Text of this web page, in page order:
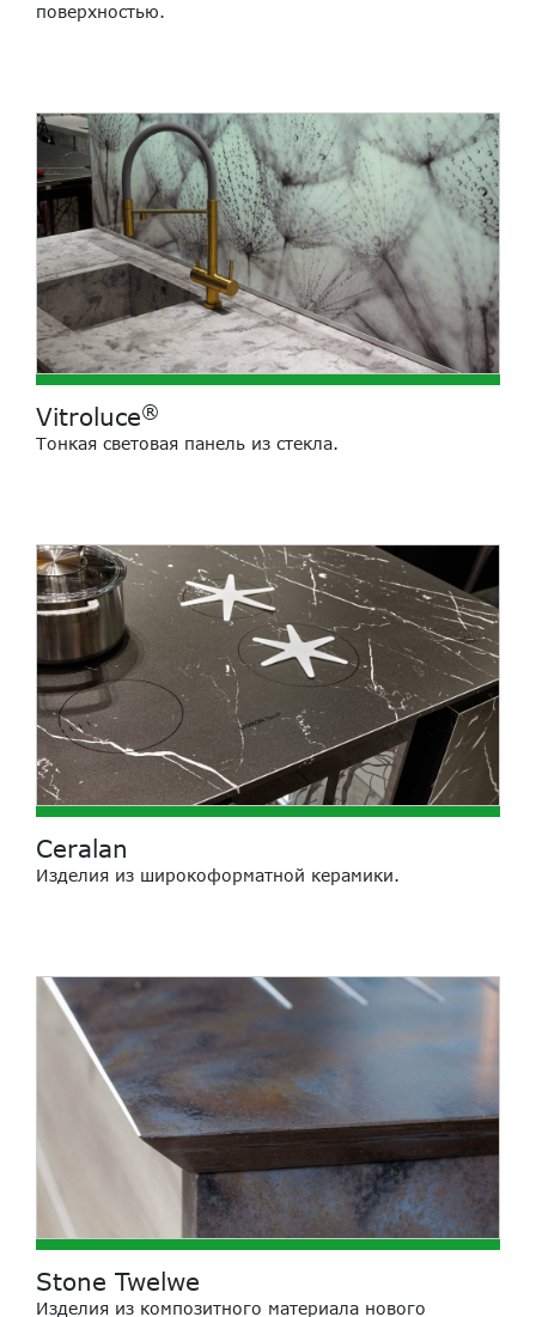
поверхностью.
Vitroluce®
Тонкая световая панель из стекла.
Ceralan
Изделия из широкоформатной керамики.
Stone Twelwe
Изделия из композитного материала нового